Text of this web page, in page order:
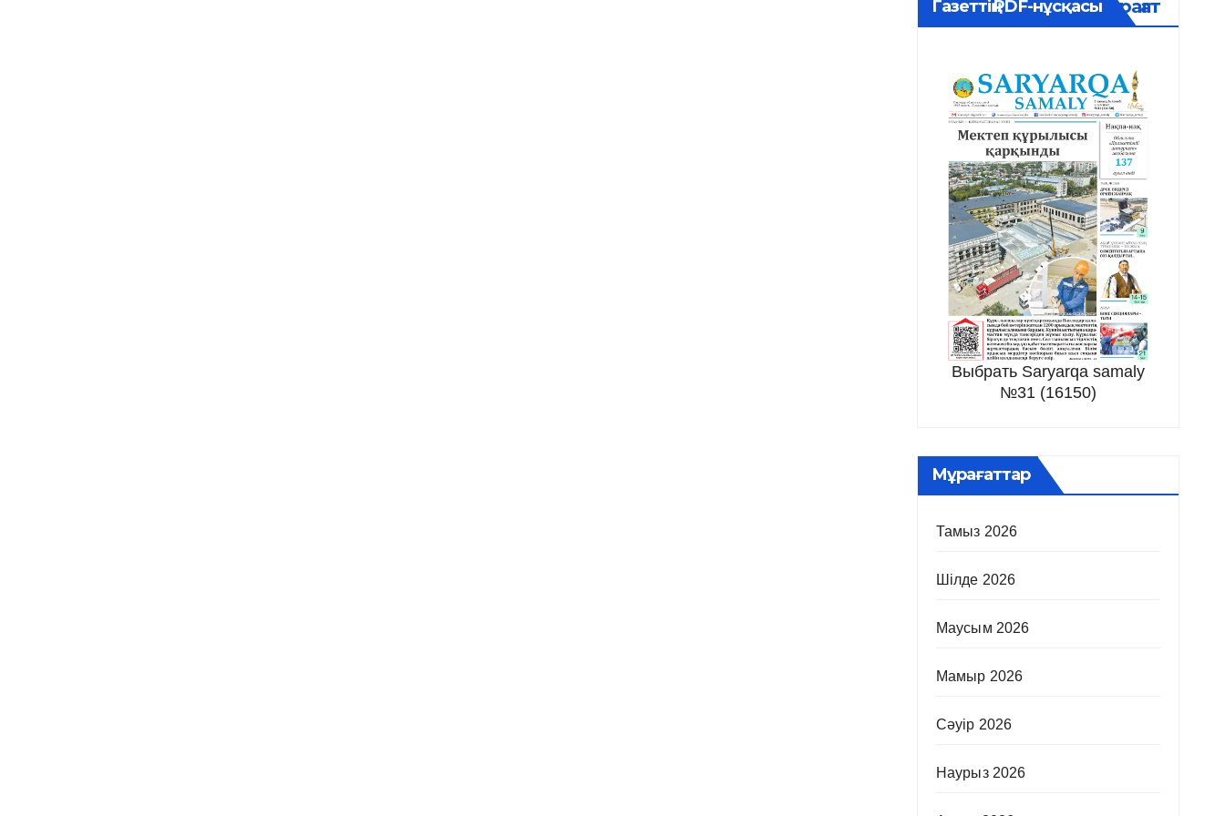
Газеттің PDF-нұсқасыМұрағат
Выбрать Saryarqa samaly
№31 (16150)
Мұрағаттар
Тамыз 2026
Шілде 2026
Маусым 2026
Мамыр 2026
Сәуір 2026
Наурыз 2026